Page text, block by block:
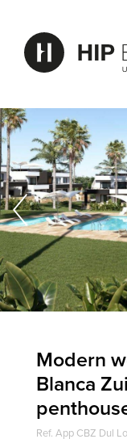
Modern
Blanca
Ref. App CBZ Dul